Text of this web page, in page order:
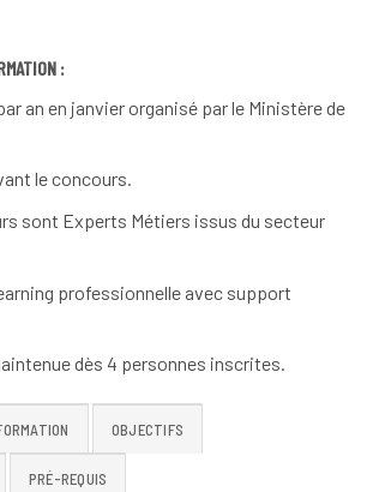
:
an en janvier organisé par le Ministère de
le concours.
sont Experts Métiers issus du secteur
professionnelle avec support
dès 4 personnes inscrites.
OBJECTIFS
PRÉ-REQUIS